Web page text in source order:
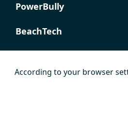
PowerBully
BeachTech
K COMPOSITES
According to your browser